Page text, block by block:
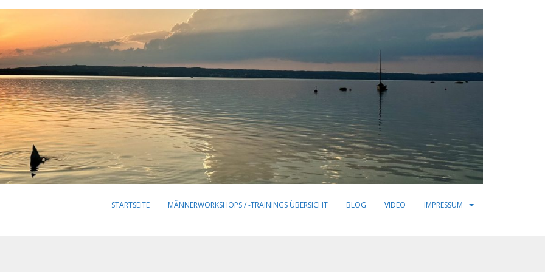
STARTSEITE MÄNNERWORKSHOPS / -TRAININGS ÜBERSICHT BLOG VIDEO IMPRESSUM